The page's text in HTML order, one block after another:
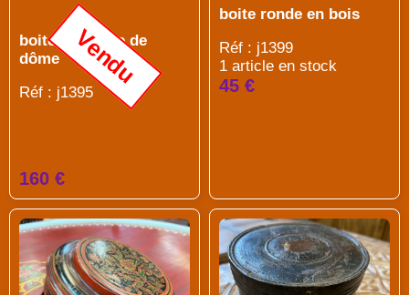
boite en forme de
dôme
Réf : j1395
Vendu
160 €
boite ronde en bois
Réf : j1399
1 article en stock
45 €